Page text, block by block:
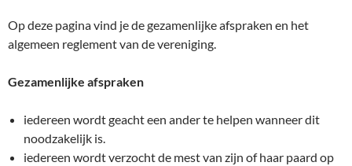
Op deze pagina vind je de gezamenlijke afspraken en het
algemeen reglement van de vereniging.
Gezamenlijke afspraken
iedereen wordt geacht een ander te helpen wanneer dit
noodzakelijk is.
iedereen wordt verzocht de mest van zijn of haar paard op